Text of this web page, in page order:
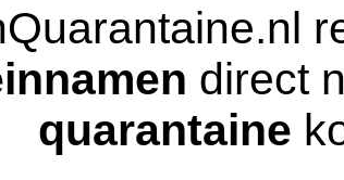
direct
quarantaine